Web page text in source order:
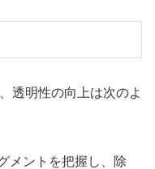
透明性の向上は次のよ
メントを把握し、除